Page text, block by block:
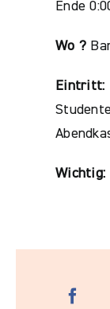
Ende
Wo ?
Eintritt:
Wichtig: